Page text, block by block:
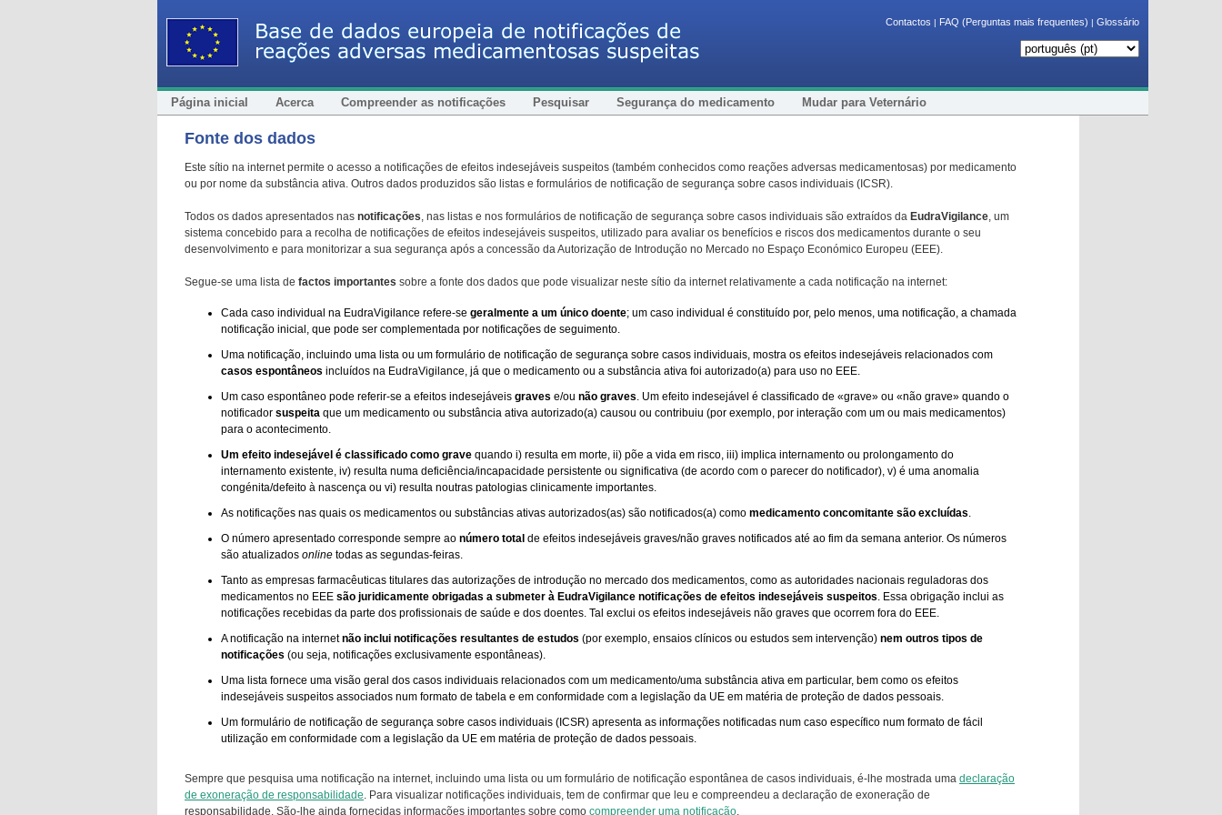
Contactos | FAQ (Perguntas mais frequentes) | Glossário
Página inicial Acerca Compreender as notificações Pesquisar Segurança do medicamento Mudar para Veternário
Fonte dos dados
Este sítio na internet permite o acesso a notificações de efeitos indesejáveis suspeitos (também conhecidos como reações adversas medicamentosas) por medicamento
ou por nome da substância ativa. Outros dados produzidos são listas e formulários de notificação de segurança sobre casos individuais (ICSR).
Todos os dados apresentados nas notificações, nas listas e nos formulários de notificação de segurança sobre casos individuais são extraídos da EudraVigilance, um
sistema concebido para a recolha de notificações de efeitos indesejáveis suspeitos, utilizado para avaliar os benefícios e riscos dos medicamentos durante o seu
desenvolvimento e para monitorizar a sua segurança após a concessão da Autorização de Introdução no Mercado no Espaço Económico Europeu (EEE).
Segue-se uma lista de factos importantes sobre a fonte dos dados que pode visualizar neste sítio da internet relativamente a cada notificação na internet:
Cada caso individual na EudraVigilance refere-se geralmente a um único doente; um caso individual é constituído por, pelo menos, uma notificação, a chamada
notificação inicial, que pode ser complementada por notificações de seguimento.
Uma notificação, incluindo uma lista ou um formulário de notificação de segurança sobre casos individuais, mostra os efeitos indesejáveis relacionados com
casos espontâneos incluídos na EudraVigilance, já que o medicamento ou a substância ativa foi autorizado(a) para uso no EEE.
Um caso espontâneo pode referir-se a efeitos indesejáveis graves e/ou não graves. Um efeito indesejável é classificado de «grave» ou «não grave» quando o
notificador suspeita que um medicamento ou substância ativa autorizado(a) causou ou contribuiu (por exemplo, por interação com um ou mais medicamentos)
para o acontecimento.
Um efeito indesejável é classificado como grave quando i) resulta em morte, ii) põe a vida em risco, iii) implica internamento ou prolongamento do
internamento existente, iv) resulta numa deficiência/incapacidade persistente ou significativa (de acordo com o parecer do notificador), v) é uma anomalia
congénita/defeito à nascença ou vi) resulta noutras patologias clinicamente importantes.
As notificações nas quais os medicamentos ou substâncias ativas autorizados(as) são notificados(a) como medicamento concomitante são excluídas.
O número apresentado corresponde sempre ao número total de efeitos indesejáveis graves/não graves notificados até ao fim da semana anterior. Os números
são atualizados online todas as segundas-feiras.
Tanto as empresas farmacêuticas titulares das autorizações de introdução no mercado dos medicamentos, como as autoridades nacionais reguladoras dos
medicamentos no EEE são juridicamente obrigadas a submeter à EudraVigilance notificações de efeitos indesejáveis suspeitos. Essa obrigação inclui as
notificações recebidas da parte dos profissionais de saúde e dos doentes. Tal exclui os efeitos indesejáveis não graves que ocorrem fora do EEE.
A notificação na internetnão inclui notificações resultantes de estudos (por exemplo, ensaios clínicos ou estudos sem intervenção) nem outros tipos de
notificações (ou seja, notificações exclusivamente espontâneas).
Uma lista fornece uma visão geral dos casos individuais relacionados com um medicamento/uma substância ativa em particular, bem como os efeitos
indesejáveis suspeitos associados num formato de tabela e em conformidade com a legislação da UE em matéria de proteção de dados pessoais.
Um formulário de notificação de segurança sobre casos individuais (ICSR) apresenta as informações notificadas num caso específico num formato de fácil
utilização em conformidade com a legislação da UE em matéria de proteção de dados pessoais.
Sempre que pesquisa uma notificação na internet, incluindo uma lista ou um formulário de notificação espontânea de casos individuais, é-lhe mostrada uma declaração
de exoneração de responsabilidade. Para visualizar notificações individuais, tem de confirmar que leu e compreendeu a declaração de exoneração de
responsabilidade. São-lhe ainda fornecidas informações importantes sobre como compreender uma notificação.